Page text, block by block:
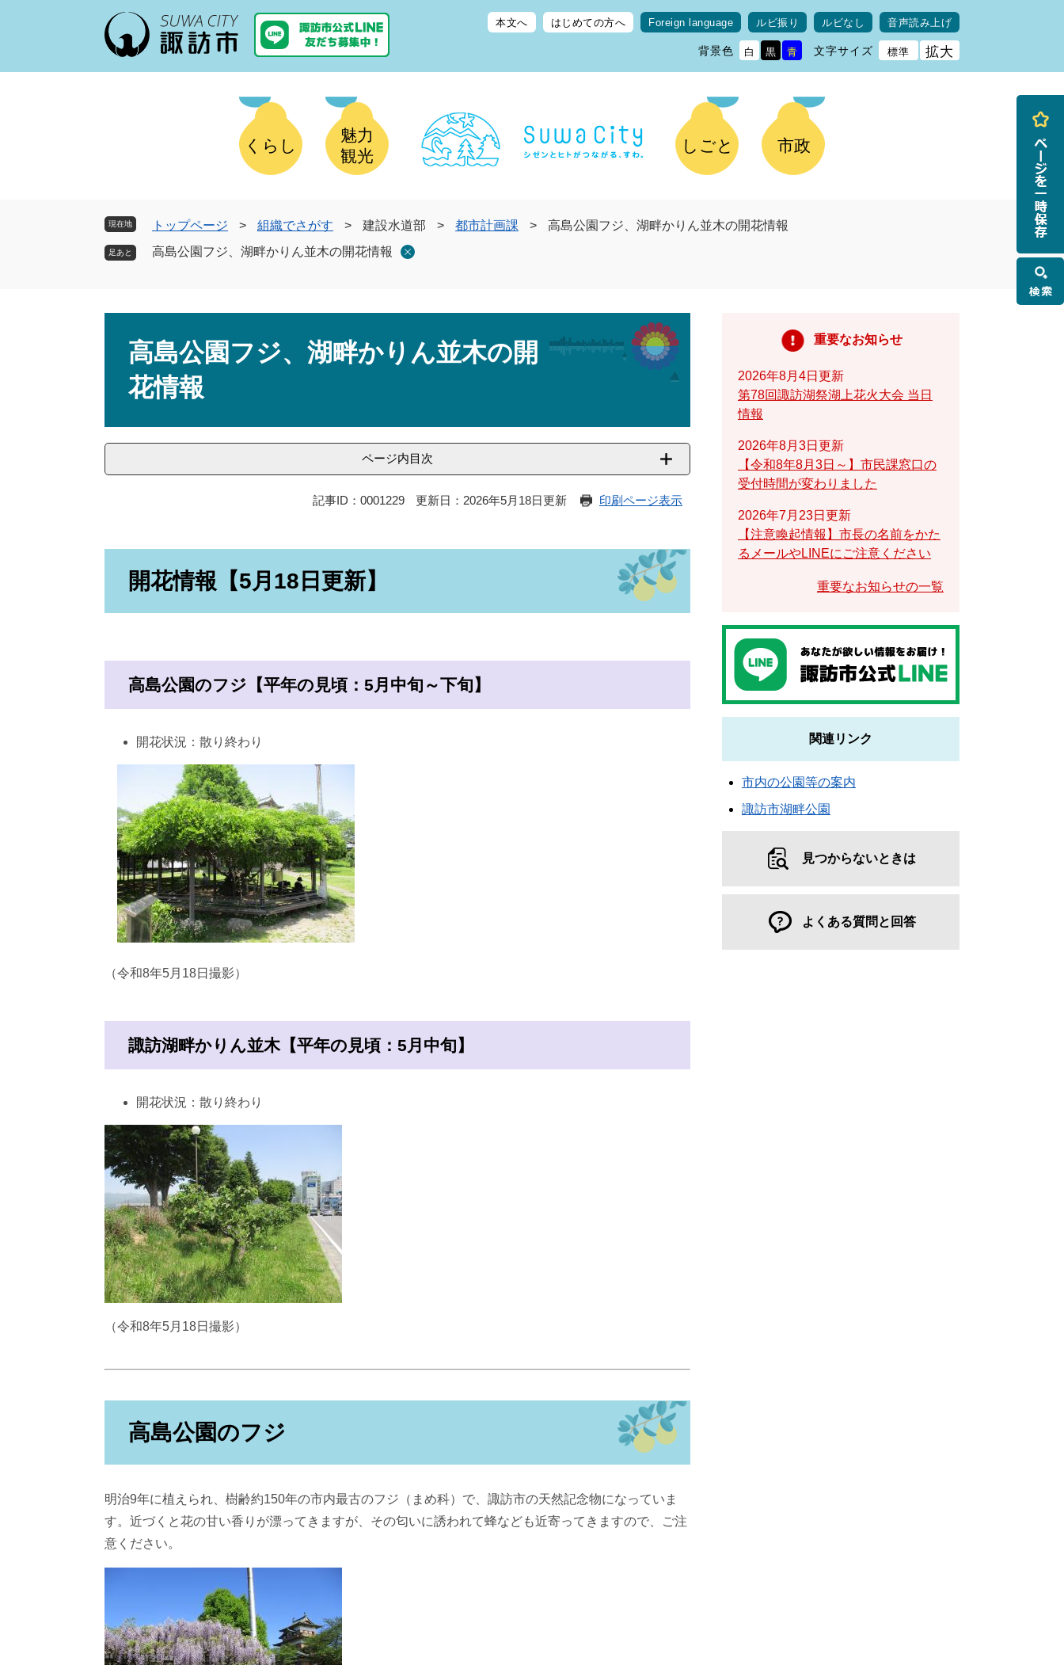
本文へ はじめての方へ Foreign language ルビ振り ルビなし 音声読み上げ
背景色 白 黒 青 文字サイズ 標準 拡大
くらし
魅力
観光
しごと 市政
現在地 トップページ > 組織でさがす > 建設水道部 > 都市計画課 >
高島公園フジ、湖畔かりん並木の開花情報
高島公園フジ、湖畔かりん並木の開花情報
高島公園フジ、湖畔かりん並木の開
花情報
ページ内目次
記事ID：0001229 更新日：2026年5月18日更新 印刷ページ表示
開花情報【5月18日更新】
高島公園のフジ【平年の見頃：5月中旬～下旬】
開花状況：散り終わり
（令和8年5月18日撮影）
諏訪湖畔かりん並木【平年の見頃：5月中旬】
開花状況：散り終わり
（令和8年5月18日撮影）
高島公園のフジ
明治9年に植えられ、樹齢約150年の市内最古のフジ（まめ科）で、諏訪市の天然記念物になっていま
す。近づくと花の甘い香りが漂ってきますが、その匂いに誘われて蜂なども近寄ってきますので、ご注
意ください。
重要なお知らせ
2026年8月4日更新
第78回諏訪湖祭湖上花火大会 当日
情報
2026年8月3日更新
【令和8年8月3日～】市民課窓口の
受付時間が変わりました
2026年7月23日更新
【注意喚起情報】市長の名前をかた
るメールやLINEにご注意ください
重要なお知らせの一覧
関連リンク
市内の公園等の案内
諏訪市湖畔公園
見つからないときは
よくある質問と回答